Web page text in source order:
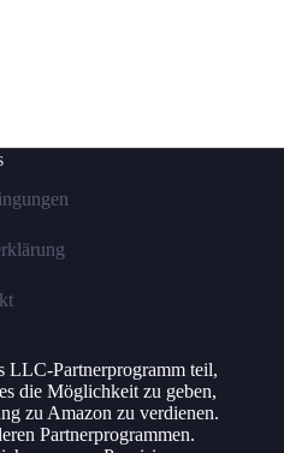
LLC-Partnerprogramm teil,
die Möglichkeit zu geben,
zu Amazon zu verdienen.
Partnerprogrammen.